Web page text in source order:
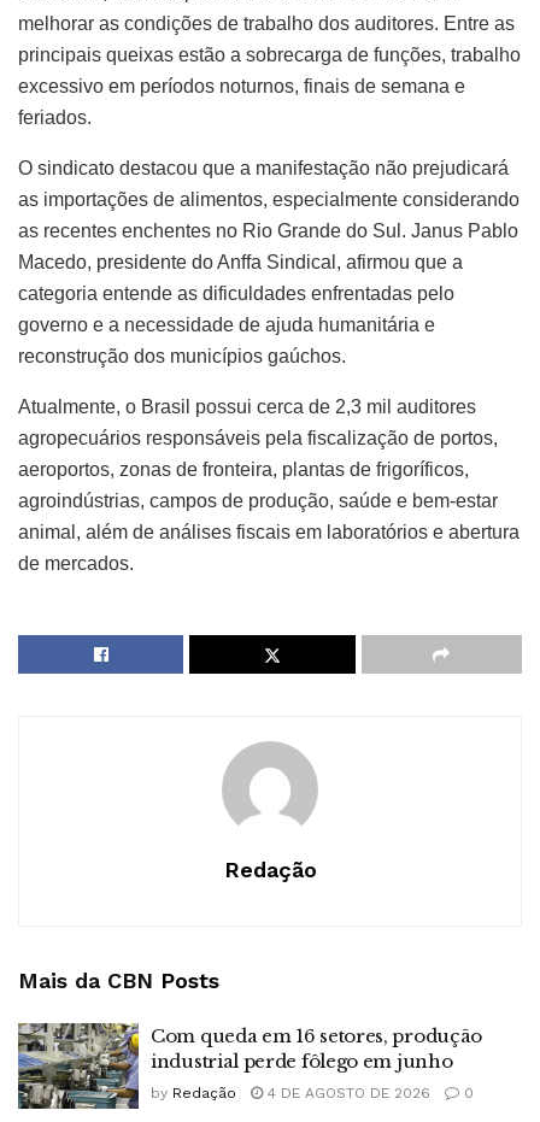
melhorar as condições de trabalho dos auditores. Entre as
principais queixas estão a sobrecarga de funções, trabalho
excessivo em períodos noturnos, finais de semana e
feriados.
O sindicato destacou que a manifestação não prejudicará
as importações de alimentos, especialmente considerando
as recentes enchentes no Rio Grande do Sul. Janus Pablo
Macedo, presidente do Anffa Sindical, afirmou que a
categoria entende as dificuldades enfrentadas pelo
governo e a necessidade de ajuda humanitária e
reconstrução dos municípios gaúchos.
Atualmente, o Brasil possui cerca de 2,3 mil auditores
agropecuários responsáveis pela fiscalização de portos,
aeroportos, zonas de fronteira, plantas de frigoríficos,
agroindústrias, campos de produção, saúde e bem-estar
animal, além de análises fiscais em laboratórios e abertura
de mercados.
Redação
Mais da CBN Posts
Com queda em 16 setores, produção
industrial perde fôlego em junho
by Redação 4 DE AGOSTO DE 2026 0